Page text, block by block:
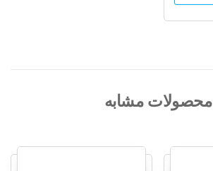
محصولات مشابه